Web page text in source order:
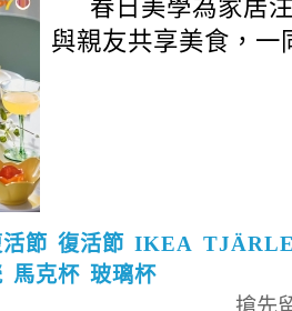
春日美學為家居
與親友共享美食，一
節 復活節 IKEA
馬克杯 玻璃杯
搶先